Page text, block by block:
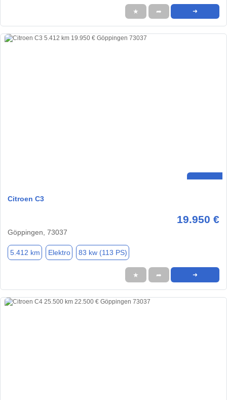
★ ➦ ➜
Citroen C3
19.950 €
Göppingen, 73037
5.412 km Elektro 83 kw (113 PS)
★ ➦ ➜